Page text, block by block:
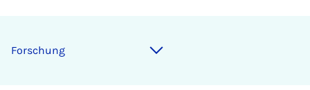
Forschung